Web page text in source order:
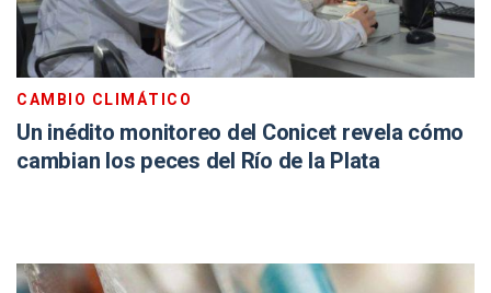
CAMBIO CLIMÁTICO
Un inédito monitoreo del Conicet revela cómo
cambian los peces del Río de la Plata